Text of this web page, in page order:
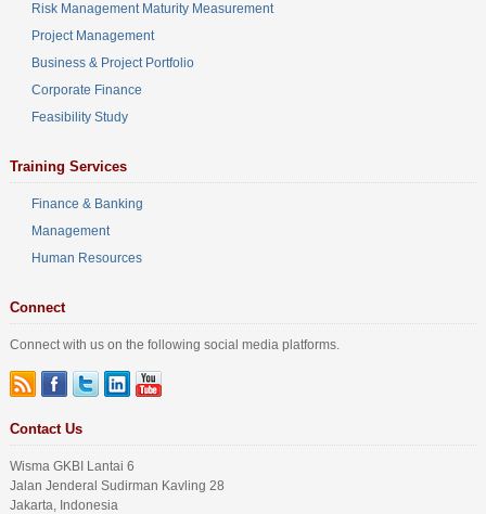
Risk Management Maturity Measurement
Project Management
Business & Project Portfolio
Corporate Finance
Feasibility Study
Training Services
Finance & Banking
Management
Human Resources
Connect
Connect with us on the following social media platforms.
Contact Us
Wisma GKBI Lantai 6
Jalan Jenderal Sudirman Kavling 28
Jakarta, Indonesia